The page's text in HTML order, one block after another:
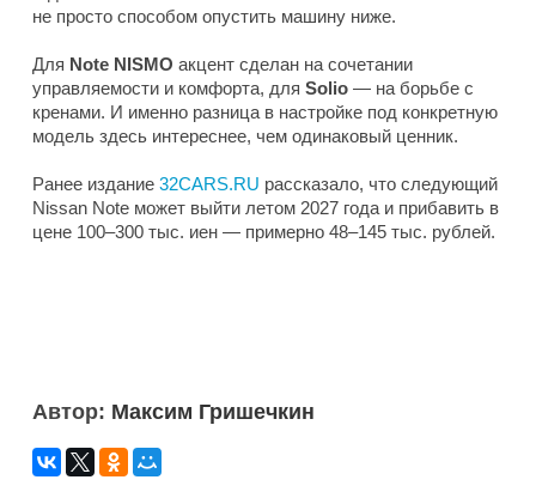
не просто способом опустить машину ниже.
Для Note NISMO акцент сделан на сочетании
управляемости и комфорта, для Solio — на борьбе с
кренами. И именно разница в настройке под конкретную
модель здесь интереснее, чем одинаковый ценник.
Ранее издание 32CARS.RU рассказало, что следующий
Nissan Note может выйти летом 2027 года и прибавить в
цене 100–300 тыс. иен — примерно 48–145 тыс. рублей.
Автор: Максим Гришечкин